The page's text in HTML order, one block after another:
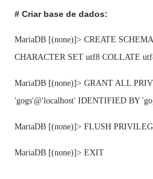
# Criar base de dados:
MariaDB [(none)]> CREATE
CHARACTER SET utf8 COLLATE
MariaDB [(none)]> GRANT ALL
'gogs'@'localhost' IDENTIFIED BY
MariaDB [(none)]> FLUSH
MariaDB [(none)]> EXIT